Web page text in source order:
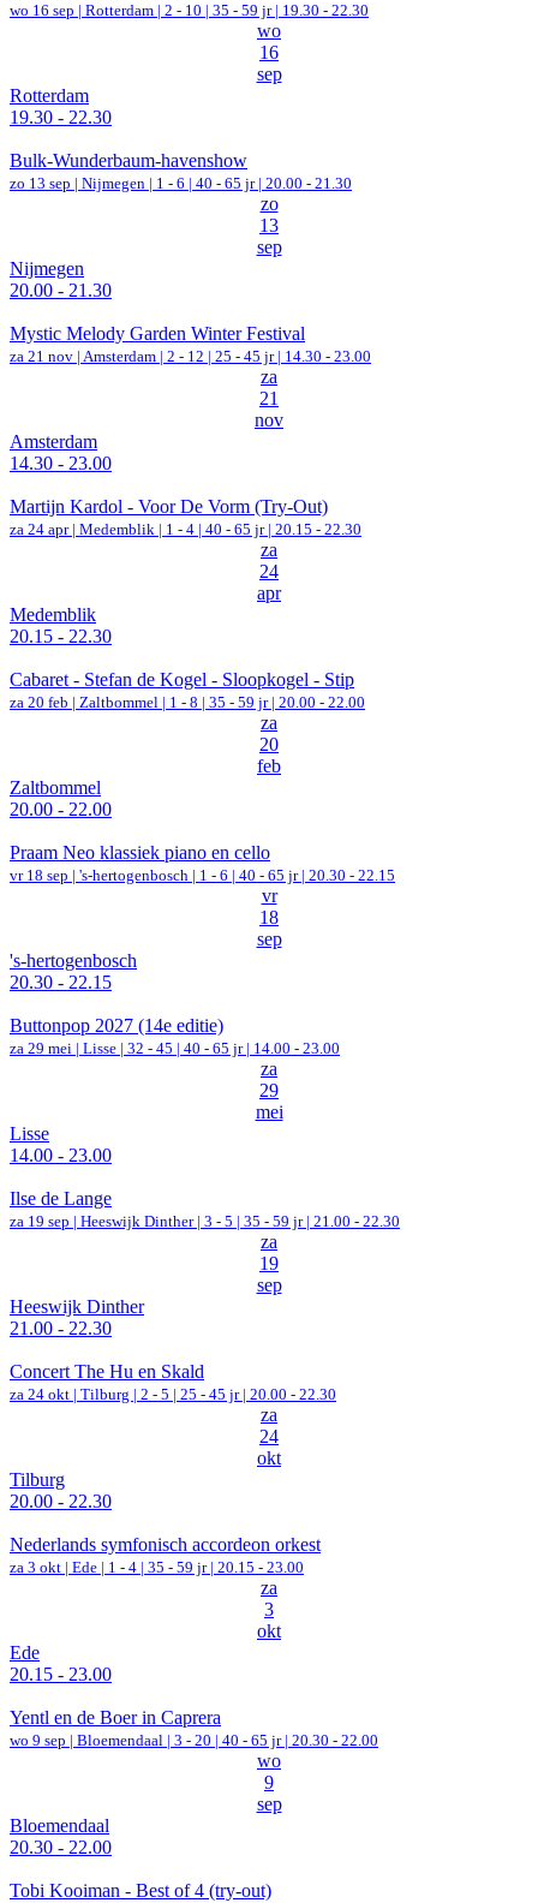
wo 16 sep | Rotterdam | 2 - 10 | 35 - 59 jr | 19.30 - 22.30
wo
16
sep
Rotterdam
19.30 - 22.30
Bulk-Wunderbaum-havenshow
zo 13 sep | Nijmegen | 1 - 6 | 40 - 65 jr | 20.00 - 21.30
zo
13
sep
Nijmegen
20.00 - 21.30
Mystic Melody Garden Winter Festival
za 21 nov | Amsterdam | 2 - 12 | 25 - 45 jr | 14.30 - 23.00
za
21
nov
Amsterdam
14.30 - 23.00
Martijn Kardol - Voor De Vorm (Try-Out)
za 24 apr | Medemblik | 1 - 4 | 40 - 65 jr | 20.15 - 22.30
za
24
apr
Medemblik
20.15 - 22.30
Cabaret - Stefan de Kogel - Sloopkogel - Stip
za 20 feb | Zaltbommel | 1 - 8 | 35 - 59 jr | 20.00 - 22.00
za
20
feb
Zaltbommel
20.00 - 22.00
Praam Neo klassiek piano en cello
vr 18 sep | 's-hertogenbosch | 1 - 6 | 40 - 65 jr | 20.30 - 22.15
vr
18
sep
's-hertogenbosch
20.30 - 22.15
Buttonpop 2027 (14e editie)
za 29 mei | Lisse | 32 - 45 | 40 - 65 jr | 14.00 - 23.00
za
29
mei
Lisse
14.00 - 23.00
Ilse de Lange
za 19 sep | Heeswijk Dinther | 3 - 5 | 35 - 59 jr | 21.00 - 22.30
za
19
sep
Heeswijk Dinther
21.00 - 22.30
Concert The Hu en Skald
za 24 okt | Tilburg | 2 - 5 | 25 - 45 jr | 20.00 - 22.30
za
24
okt
Tilburg
20.00 - 22.30
Nederlands symfonisch accordeon orkest
za 3 okt | Ede | 1 - 4 | 35 - 59 jr | 20.15 - 23.00
za
3
okt
Ede
20.15 - 23.00
Yentl en de Boer in Caprera
wo 9 sep | Bloemendaal | 3 - 20 | 40 - 65 jr | 20.30 - 22.00
wo
9
sep
Bloemendaal
20.30 - 22.00
Tobi Kooiman - Best of 4 (try-out)